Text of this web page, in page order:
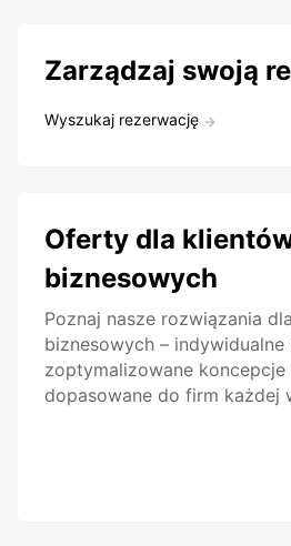
Zarządzaj swoją
Wyszukaj rezerwację
Oferty dla
biznesowych
Poznaj nasze rozwiązania
biznesowych –
zoptymalizowane koncepcje
dopasowane do firm każdej